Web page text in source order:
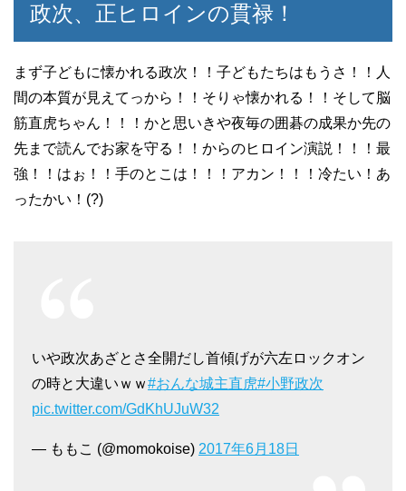
政次、正ヒロインの貫禄！
まず子どもに懐かれる政次！！子どもたちはもうさ！！人
間の本質が見えてっから！！そりゃ懐かれる！！そして脳
筋直虎ちゃん！！！かと思いきや夜毎の囲碁の成果か先の
先まで読んでお家を守る！！からのヒロイン演説！！！最
強！！はぉ！！手のとこは！！！アカン！！！冷たい！あ
ったかい！(?)
いや政次あざとさ全開だし首傾げが六左ロックオン
の時と大違いｗｗ#おんな城主直虎#小野政次
pic.twitter.com/GdKhUJuW32
— ももこ (@momokoise) 2017年6月18日